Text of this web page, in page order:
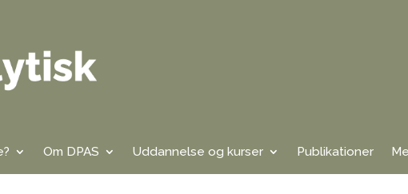
Om DPAS Uddannelse og kurser Publikationer